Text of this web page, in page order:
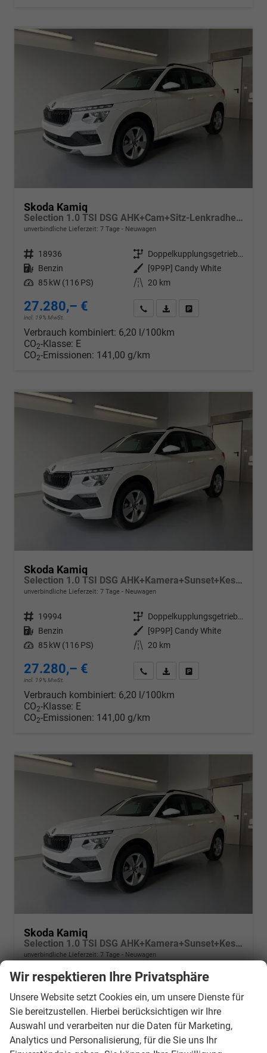
Skoda Kamiq
Selection 1.0 TSI DSG AHK+Cam+Sitz-Lenkradheiz+Sunset+Kessy+AppConnect+Alu16
unverbindliche Lieferzeit: 7 Tage Neuwagen
Fahrzeugnr. 18936 Getriebe
Doppelkupplungsgetriebe (DSG)
Kraftstoff Benzin Außenfarbe
[9P9P] Candy White
Leistung 85 kW (116 PS) Kilometerstand 20 km
27.280,– €
incl. 19% MwSt.
Wir rufen Sie anPDF-Datei, Fahrzeugexposé
Verbrauch kombiniert: 6,20 l/100km
CO2-Klasse: E
CO2-Emissionen: 141,00 g/km
Skoda Kamiq
Selection 1.0 TSI DSG AHK+Kamera+Sunset+Kessy+AppConnect+Sitzheiz+Alu16+GV5
unverbindliche Lieferzeit: 7 Tage Neuwagen
Fahrzeugnr. 19994 Getriebe
Doppelkupplungsgetriebe (DSG)
Kraftstoff Benzin Außenfarbe
[9P9P] Candy White
Leistung 85 kW (116 PS) Kilometerstand 20 km
27.280,– €
incl. 19% MwSt.
Wir rufen Sie anPDF-Datei, Fahrzeugexposé
Verbrauch kombiniert: 6,20 l/100km
CO2-Klasse: E
CO2-Emissionen: 141,00 g/km
Skoda Kamiq
Selection 1.0 TSI DSG AHK+Kamera+Sunset+Kessy+AppConnect+Sitzheiz+Alu16+GV5
unverbindliche Lieferzeit: 7 Tage Neuwagen
Fahrzeugnr. 19997 Getriebe
Kraftstoff
Benzin Außenfarbe
[9P9P] Candy White
Leistung 85 kW (116 PS) Kilometerstand 20 km
27.280,– €
incl. 19% MwSt.
Wir respektieren Ihre Privatsphäre
Unsere Website setzt Cookies ein, um unsere Dienste für
Sie bereitzustellen. Hierbei berücksichtigen wir Ihre
Auswahl und verarbeiten nur die Daten für Marketing,
Analytics und Personalisierung, für die Sie uns Ihr